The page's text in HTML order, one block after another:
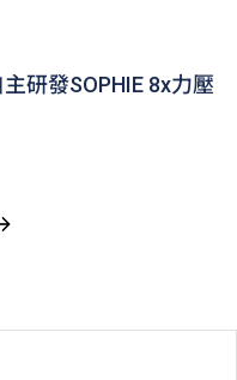
研發SOPHIE 8x力壓